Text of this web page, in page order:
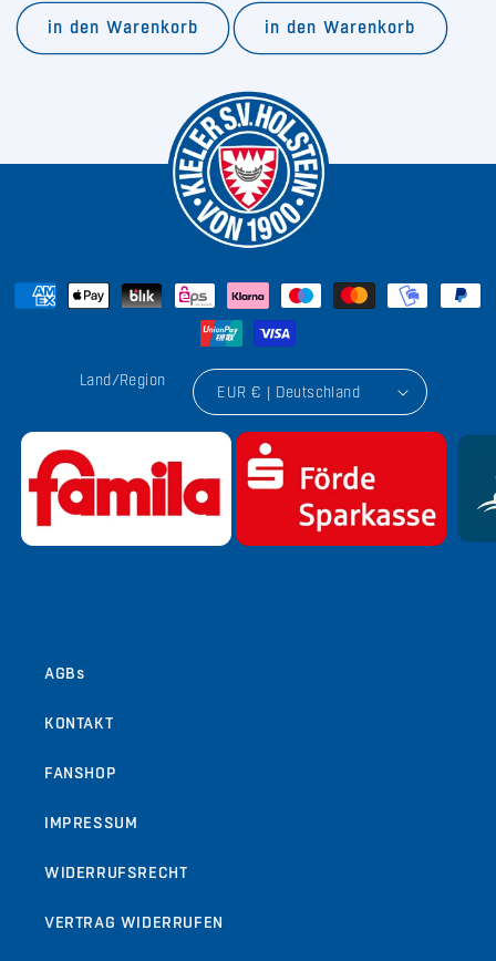
in den Warenkorb in den Warenkorb
Land/Region
EUR € | Deutschland
AGBs
KONTAKT
FANSHOP
IMPRESSUM
WIDERRUFSRECHT
VERTRAG WIDERRUFEN